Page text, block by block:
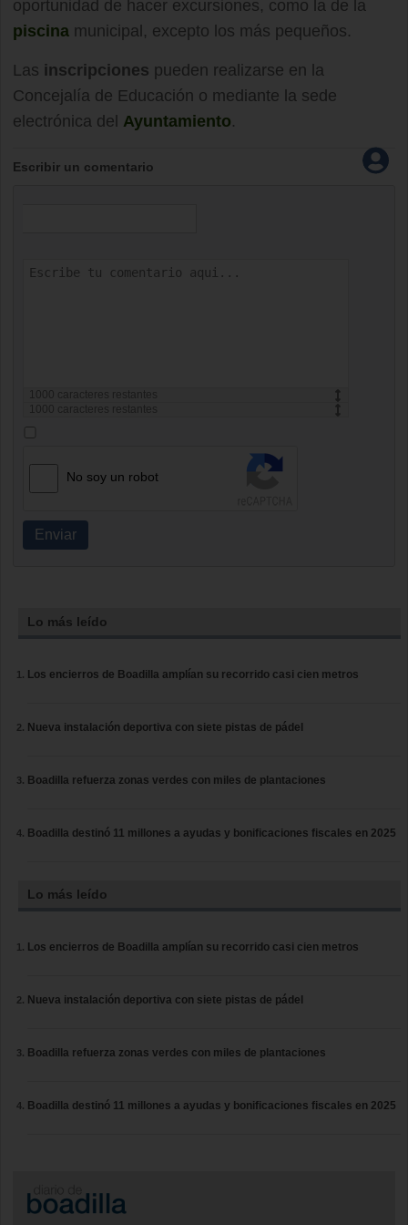
oportunidad de hacer excursiones, como la de la
piscina municipal, excepto los más pequeños.
Las inscripciones pueden realizarse en la
Concejalía de Educación o mediante la sede
electrónica del Ayuntamiento.
Escribir un comentario
caracteres restantes
caracteres restantes
No soy un robot
Enviar
Lo más leído
Los encierros de Boadilla amplían su recorrido casi cien metros
Nueva instalación deportiva con siete pistas de pádel
Boadilla refuerza zonas verdes con miles de plantaciones
Boadilla destinó 11 millones a ayudas y bonificaciones fiscales en 2025
Lo más leído
Los encierros de Boadilla amplían su recorrido casi cien metros
Nueva instalación deportiva con siete pistas de pádel
Boadilla refuerza zonas verdes con miles de plantaciones
Boadilla destinó 11 millones a ayudas y bonificaciones fiscales en 2025